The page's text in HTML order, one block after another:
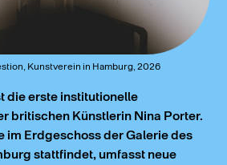
Kunstverein in Hamburg, 2026
die erste institutionelle
britischen Künstlerin Nina Porter.
im Erdgeschoss der Galerie des
stattfindet, umfasst neue